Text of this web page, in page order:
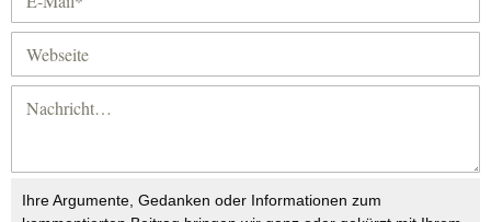
Ihre Argumente, Gedanken oder Informationen zum